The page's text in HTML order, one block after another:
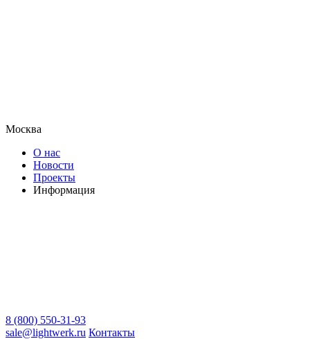
Москва
О нас
Новости
Проекты
Информация
8 (800) 550-31-93
sale@lightwerk.ru Контакты